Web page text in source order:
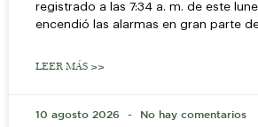
registrado a las 7:34 a. m. de este
encendió las alarmas en gran parte
LEER MÁS >>
10 agosto 2026 No hay comentarios